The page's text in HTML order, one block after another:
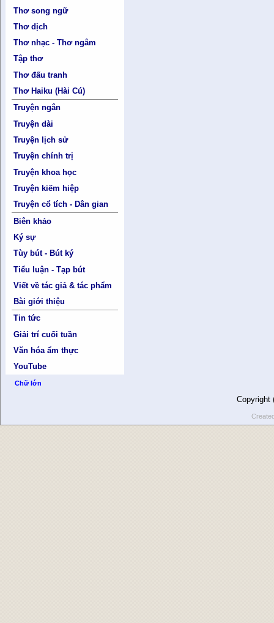
Thơ song ngữ
Thơ dịch
Thơ nhạc - Thơ ngâm
Tập thơ
Thơ đấu tranh
Thơ Haiku (Hài Cú)
Truyện ngắn
Truyện dài
Truyện lịch sử
Truyện chính trị
Truyện khoa học
Truyện kiếm hiệp
Truyện cổ tích - Dân gian
Biên khảo
Ký sự
Tùy bút - Bút ký
Tiểu luận - Tạp bút
Viết về tác giả & tác phẩm
Bài giới thiệu
Tin tức
Giải trí cuối tuần
Văn hóa ẩm thực
YouTube
Chữ lớn
Copyright